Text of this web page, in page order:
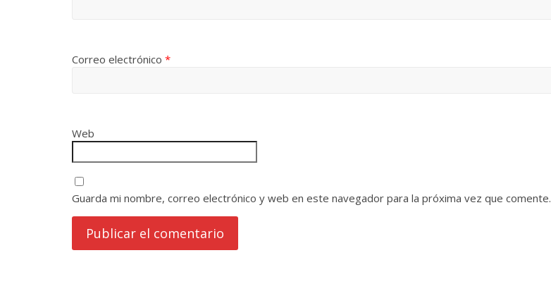
Correo electrónico *
Web
Guarda mi nombre, correo electrónico y web en este navegador para la próxima vez que comente.